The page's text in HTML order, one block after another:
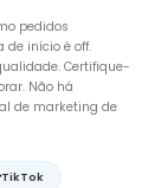
pedidos
de início é off.
Certifique-
Não há
de marketing de
TikTok